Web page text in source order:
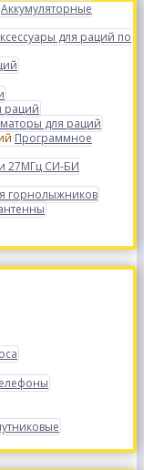
Аккумуляторные
для раций по
раций
для раций
Программное
27МГц СИ-БИ
горнолыжников